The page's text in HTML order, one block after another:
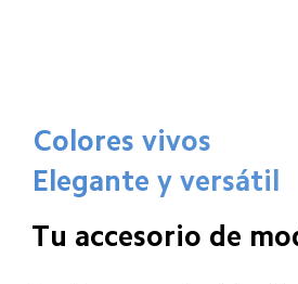
Colores vivos
Elegante y versátil
Tu accesorio de